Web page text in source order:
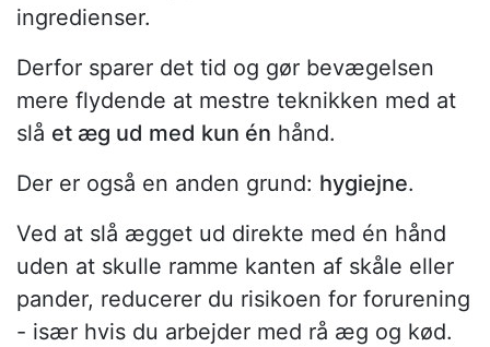
ingredienser.
Derfor sparer det tid og gør bevægelsen
mere flydende at mestre teknikken med at
slå et æg ud med kun én hånd.
Der er også en anden grund: hygiejne.
Ved at slå ægget ud direkte med én hånd
uden at skulle ramme kanten af skåle eller
pander, reducerer du risikoen for forurening
- især hvis du arbejder med rå æg og kød.